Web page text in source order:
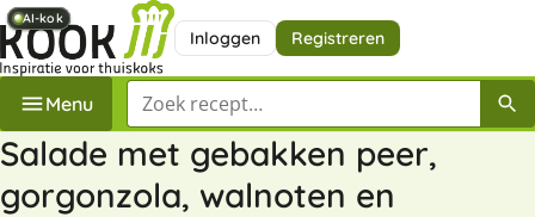
Inloggen Registreren
Menu Zoek een recept
Salade met gebakken peer,
gorgonzola, walnoten en
AI-kok
AI-kok
AI-kok
AI-kok